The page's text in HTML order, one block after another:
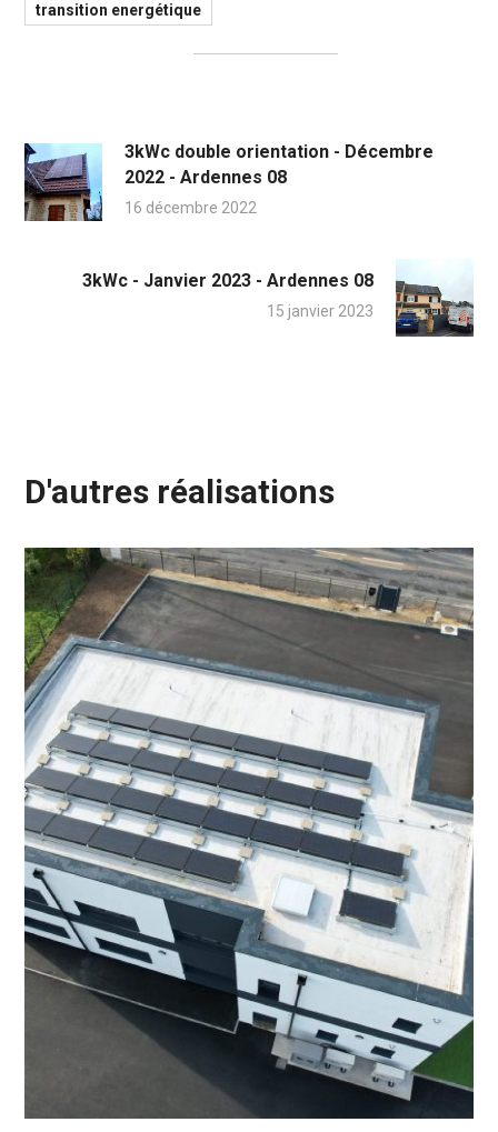
transition energétique
3kWc double orientation - Décembre
2022 - Ardennes 08
16 décembre 2022
3kWc - Janvier 2023 - Ardennes 08
15 janvier 2023
D'autres réalisations